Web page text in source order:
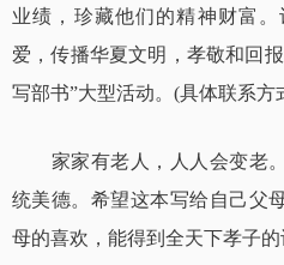
业绩，珍藏他们的精神财富
爱，传播华夏文明，孝敬和回
写部书”大型活动。(具体联系
家家有老人，人人会变老。
统美德。希望这本写给自己父
母的喜欢，能得到全天下孝子的